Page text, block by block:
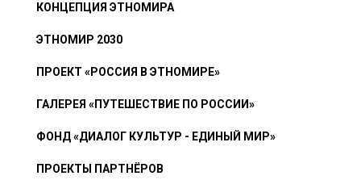
КОНЦЕПЦИЯ ЭТНОМИРА
ЭТНОМИР 2030
ПРОЕКТ «РОССИЯ В ЭТНОМИРЕ»
ГАЛЕРЕЯ «ПУТЕШЕСТВИЕ ПО РОССИИ»
ФОНД «ДИАЛОГ КУЛЬТУР - ЕДИНЫЙ МИР»
ПРОЕКТЫ ПАРТНЁРОВ